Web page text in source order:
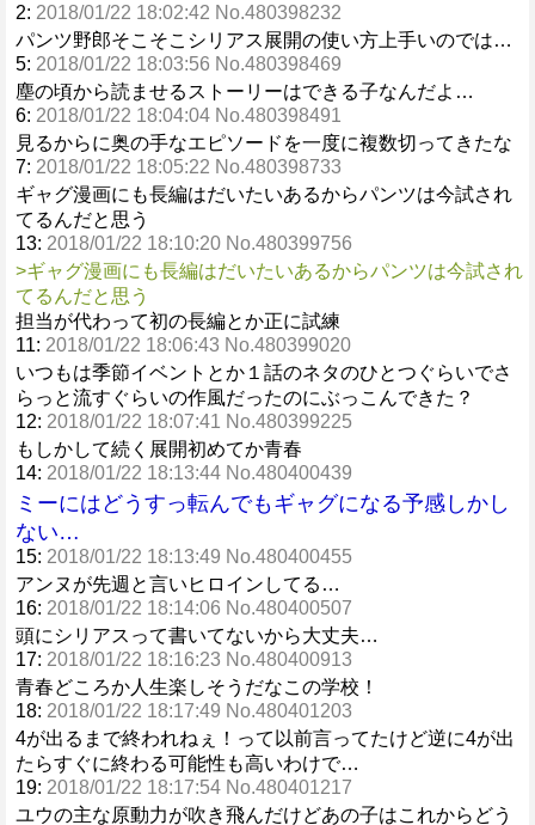
2: 2018/01/22 18:02:42 No.480398232
パンツ野郎そこそこシリアス展開の使い方上手いのでは…
5: 2018/01/22 18:03:56 No.480398469
塵の頃から読ませるストーリーはできる子なんだよ…
6: 2018/01/22 18:04:04 No.480398491
見るからに奥の手なエピソードを一度に複数切ってきたな
7: 2018/01/22 18:05:22 No.480398733
ギャグ漫画にも長編はだいたいあるからパンツは今試され
てるんだと思う
13: 2018/01/22 18:10:20 No.480399756
>ギャグ漫画にも長編はだいたいあるからパンツは今試され
てるんだと思う
担当が代わって初の長編とか正に試練
11: 2018/01/22 18:06:43 No.480399020
いつもは季節イベントとか１話のネタのひとつぐらいでさ
らっと流すぐらいの作風だったのにぶっこんできた？
12: 2018/01/22 18:07:41 No.480399225
もしかして続く展開初めてか青春
14: 2018/01/22 18:13:44 No.480400439
ミーにはどうすっ転んでもギャグになる予感しかし
ない…
15: 2018/01/22 18:13:49 No.480400455
アンヌが先週と言いヒロインしてる…
16: 2018/01/22 18:14:06 No.480400507
頭にシリアスって書いてないから大丈夫…
17: 2018/01/22 18:16:23 No.480400913
青春どころか人生楽しそうだなこの学校！
18: 2018/01/22 18:17:49 No.480401203
4が出るまで終われねぇ！って以前言ってたけど逆に4が出
たらすぐに終わる可能性も高いわけで…
19: 2018/01/22 18:17:54 No.480401217
ユウの主な原動力が吹き飛んだけどあの子はこれからどう